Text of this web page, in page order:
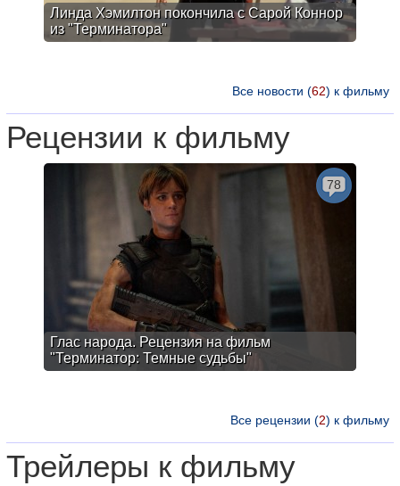
Линда Хэмилтон покончила с Сарой Коннор
из "Терминатора"
Все новости (62) к фильму
Рецензии к фильму
Глас народа. Рецензия на фильм
"Терминатор: Темные судьбы"
78
Все рецензии (2) к фильму
Трейлеры к фильму